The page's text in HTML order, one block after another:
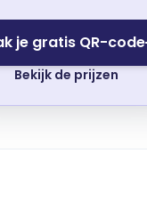
je gratis QR-code
Bekijk de prijzen